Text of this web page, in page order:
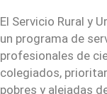
El Servicio Rural y
un programa de
profesionales de
colegiados,
pobres y alejadas